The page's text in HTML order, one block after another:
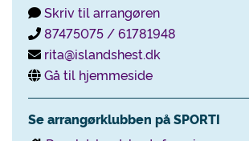
Skriv til arrangøren
87475075 / 61781948
rita@islandshest.dk
Gå til hjemmeside
Se arrangørklubben på SPORTI